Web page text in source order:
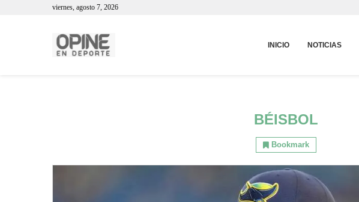
viernes, agosto 7, 2026
INICIO NOTICIAS
BÉISBOL
Bookmark